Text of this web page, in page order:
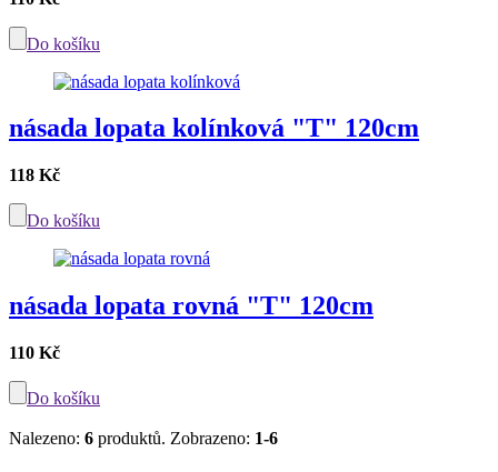
Do košíku
násada lopata kolínková "T" 120cm
118 Kč
Do košíku
násada lopata rovná "T" 120cm
110 Kč
Do košíku
Nalezeno: 6 produktů. Zobrazeno: 1-6